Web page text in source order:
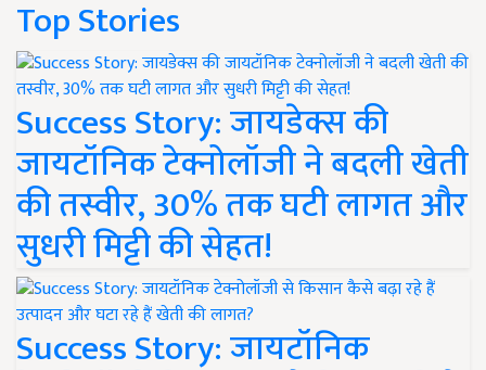
Top Stories
Success Story: जायडेक्स की
जायटॉनिक टेक्नोलॉजी ने बदली खेती
की तस्वीर, 30% तक घटी लागत और
सुधरी मिट्टी की सेहत!
Success Story: जायटॉनिक